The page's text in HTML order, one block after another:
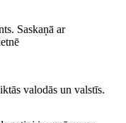
Saskaņā ar
valodās un valstīs.